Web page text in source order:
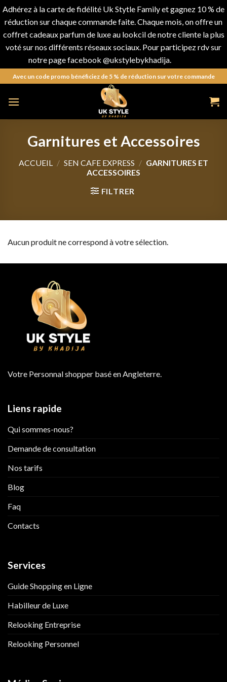
Adhérez à la carte de fidélité Uk Stytle Family et gagnez 10 % de
réduction sur chaque commande faite. Chaque mois, on offre un
coffret cadeaux parfum de luxe au lookcil de notre cliente la plus
voté sur nos différents réseaux sociaux. Pour participez rdv sur
notre page facebook @ukstylebykhadija.
Avec un code promo bénéficiez de 5 % de réduction sur votre commande
Garnitures et Accessoires
ACCUEIL / SEN CAFE EXPRESS / GARNITURES ET
ACCESSOIRES
FILTRER
Aucun produit ne correspond à votre sélection.
Votre Personnal shopper basé en Angleterre.
Liens rapide
Qui sommes-nous?
Demande de consultation
Nos tarifs
Blog
Faq
Contacts
Services
Guide Shopping en Ligne
Habilleur de Luxe
Relooking Entreprise
Relooking Personnel